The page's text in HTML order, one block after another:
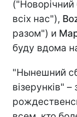
всіх нас"),
разом") и
буду вдома
"Нынешний
візерунків"